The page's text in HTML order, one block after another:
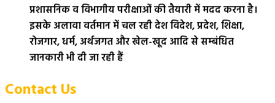
प्रशासनिक व विभागीय परीक्षाओं की तैयारी में मदद करना है।
इसके अलावा वर्तमान में चल रही देश विदेश, प्रदेश, शिक्षा,
रोजगार, धर्म, अर्थजगत और खेल-खूद आदि से सम्बंधित
जानकारी भी दी जा रही हैं
Contact Us